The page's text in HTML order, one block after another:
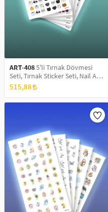
SAÇ AKSESUARLARI
GELİN / DÜĞÜN AKSESUARLARI
TELEFON ASKISI
MAKYAJ ÇANTASI
ODA KOKUSU VE MUM
PARTİ SÜSLERİ
YILBAŞI ÜRÜNLERİ
KULLAN AT TABAK BARDAK SETİ
ART-4085'li Tırnak Dövmesi
Seti, Tırnak Sticker Seti, Nail Art,
Tattoo
515,88